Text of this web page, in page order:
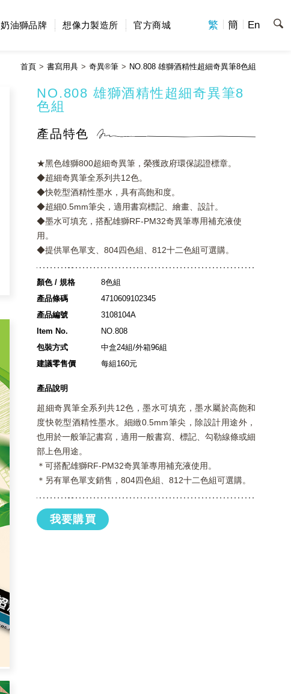
奶油獅品牌 想像力製造所 官方商城 繁 簡 En
首頁 書寫用具 奇異®筆 NO.808 雄獅酒精性超細奇異筆8色組
NO.808 雄獅酒精性超細奇異筆8
色組
產品特色
★黑色雄獅800超細奇異筆，榮獲政府環保認證標章。
◆超細奇異筆全系列共12色。
◆快乾型酒精性墨水，具有高飽和度。
◆超細0.5mm筆尖，適用書寫標記、繪畫、設計。
◆墨水可填充，搭配雄獅RF-PM32奇異筆專用補充液使
用。
◆提供單色單支、804四色組、812十二色組可選購。
顏色 / 規格
8色組
產品條碼
4710609102345
產品編號
3108104A
Item No.
NO.808
包裝方式
中盒24組/外箱96組
建議零售價
每組160元
產品說明
超細奇異筆全系列共12色，墨水可填充，墨水屬於高飽和
度快乾型酒精性墨水。細緻0.5mm筆尖，除設計用途外，
也用於一般筆記書寫，適用一般書寫、標記、勾勒線條或細
部上色用途。
＊可搭配雄獅RF-PM32奇異筆專用補充液使用。
＊另有單色單支銷售，804四色組、812十二色組可選購。
我要購買